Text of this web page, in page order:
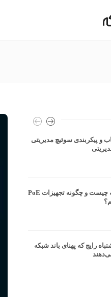
و پیکربندی سوئیچ مدیریتی
PSE در شبکه چیست و چگونه تجهیزات PoE
۱۰ اشتباه رایج که پهنای باند شبکه